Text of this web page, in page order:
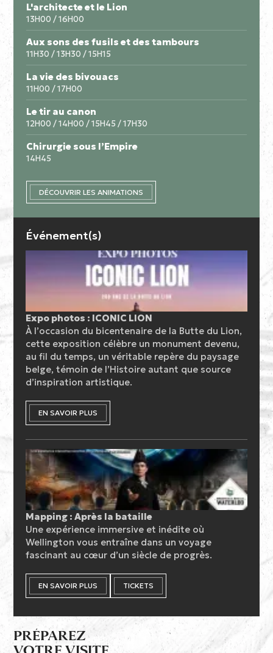
L'architecte et le Lion
13H00 / 16H00
Aux sons des fusils et des tambours
11H30 / 13H30 / 15H15
La vie des bivouacs
11H00 / 17H00
Le tir au canon
12H00 / 14H00 / 15H45 / 17H30
Chirurgie sous l’Empire
14H45
DÉCOUVRIR LES ANIMATIONS
Événement(s)
Expo photos : ICONIC LION
À l’occasion du bicentenaire de la Butte du Lion,
cette exposition célèbre un monument devenu,
au fil du temps, un véritable repère du paysage
belge, témoin de l’Histoire autant que source
d’inspiration artistique.
EN SAVOIR PLUS
Mapping : Après la bataille
Une expérience immersive et inédite où
Wellington vous entraîne dans un voyage
fascinant au cœur d’un siècle de progrès.
EN SAVOIR PLUS TICKETS
PRÉPAREZ